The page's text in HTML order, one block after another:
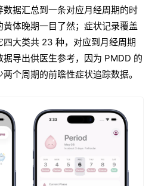
据汇总到一条对应月经周期的时
体晚期一目了然；症状记录覆盖
四大类共 23 种，对应到月经周期
导出供医生参考，因为 PMDD 的
个周期的前瞻性症状追踪数据。